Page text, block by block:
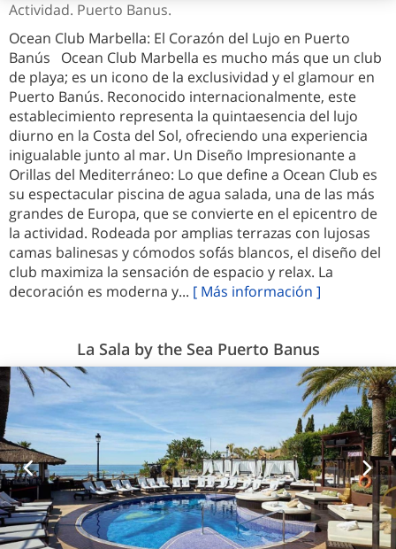
Actividad. Puerto Banus.
Ocean Club Marbella: El Corazón del Lujo en Puerto
Banús Ocean Club Marbella es mucho más que un club
de playa; es un icono de la exclusividad y el glamour en
Puerto Banús. Reconocido internacionalmente, este
establecimiento representa la quintaesencia del lujo
diurno en la Costa del Sol, ofreciendo una experiencia
inigualable junto al mar. Un Diseño Impresionante a
Orillas del Mediterráneo: Lo que define a Ocean Club es
su espectacular piscina de agua salada, una de las más
grandes de Europa, que se convierte en el epicentro de
la actividad. Rodeada por amplias terrazas con lujosas
camas balinesas y cómodos sofás blancos, el diseño del
club maximiza la sensación de espacio y relax. La
decoración es moderna y... [ Más información ]
La Sala by the Sea Puerto Banus